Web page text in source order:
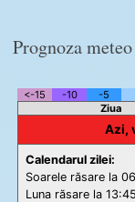
Prognoza
<-15 -10 -5
Ziua
Azi,
Calendarul zilei:
Soarele răsare la
Luna răsare la